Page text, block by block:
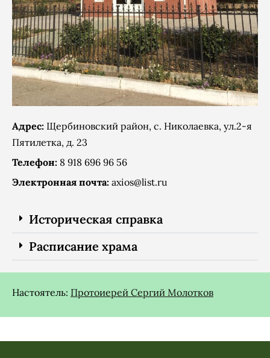
Адрес: Щербиновский район, с. Николаевка, ул.2-я
Пятилетка, д. 23
Телефон: 8 918 696 96 56
Электронная почта: axios@list.ru
Историческая справка
Расписание храма
Настоятель: Протоиерей Сергий Молотков